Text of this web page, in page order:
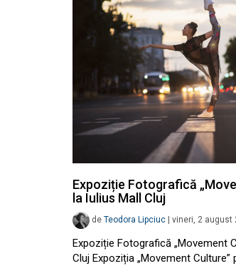
Expoziție Fotografică
la Iulius Mall Cluj
de Teodora Lipciuc vineri, 2 august
Expoziție Fotografică „Movement
Cluj Expoziția „Movement